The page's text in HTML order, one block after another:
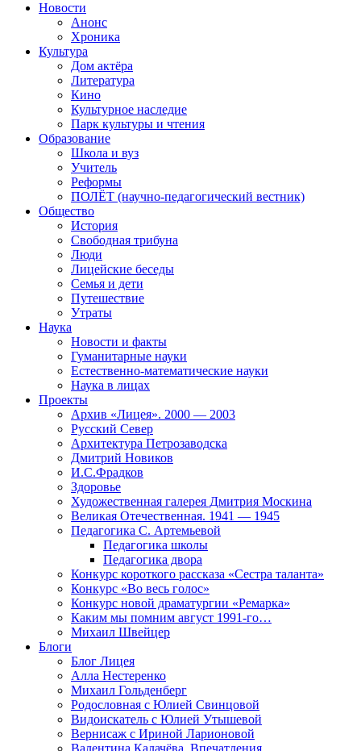
Новости
Анонс
Хроника
Культура
Дом актёра
Литература
Кино
Культурное наследие
Парк культуры и чтения
Образование
Школа и вуз
Учитель
Реформы
ПОЛЁТ (научно-педагогический вестник)
Общество
История
Свободная трибуна
Люди
Лицейские беседы
Семья и дети
Путешествие
Утраты
Наука
Новости и факты
Гуманитарные науки
Естественно-математические науки
Наука в лицах
Проекты
Архив «Лицея». 2000 — 2003
Русский Север
Архитектура Петрозаводска
Дмитрий Новиков
И.С.Фрадков
Здоровье
Художественная галерея Дмитрия Москина
Великая Отечественная. 1941 — 1945
Педагогика С. Артемьевой
Педагогика школы
Педагогика двора
Конкурс короткого рассказа «Сестра таланта»
Конкурс «Во весь голос»
Конкурс новой драматургии «Ремарка»
Каким мы помним август 1991-го…
Михаил Швейцер
Блоги
Блог Лицея
Алла Нестеренко
Михаил Гольденберг
Родословная с Юлией Свинцовой
Видоискатель с Юлией Утышевой
Вернисаж с Ириной Ларионовой